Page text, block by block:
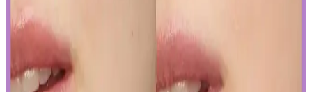
Seçimi ve Uygulama Yöntemleri
Gözaltı kapatıcısı seçimi ve uygulama teknikleriyle doğal görünüm
yakalamak için hafif ürünler ve doğru uygulama yöntemleri
önemlidir. İnce katmanlar ve uygun tonlar ile göz altlarınızda doğal
parlaklık sağlayabilirsiniz.